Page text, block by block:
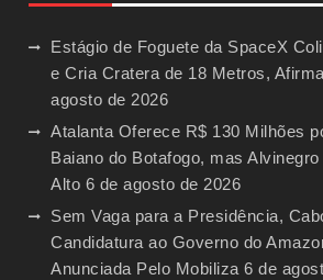
Estágio de Foguete da SpaceX
e Cria Cratera de 18 Metros,
agosto de 2026
Atalanta Oferece R$ 130 Milhões
Baiano do Botafogo, mas
Alto 6 de agosto de 2026
Sem Vaga para a Presidência,
Candidatura ao Governo do
Anunciada Pelo Mobiliza 6 de